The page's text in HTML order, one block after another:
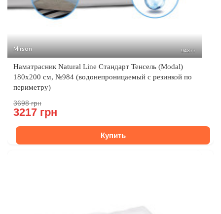
Mirson 94377
Наматрасник Natural Line Стандарт Тенсель (Modal)
180x200 см, №984 (водонепроницаемый с резинкой по
периметру)
3698 грн
3217 грн
Купить